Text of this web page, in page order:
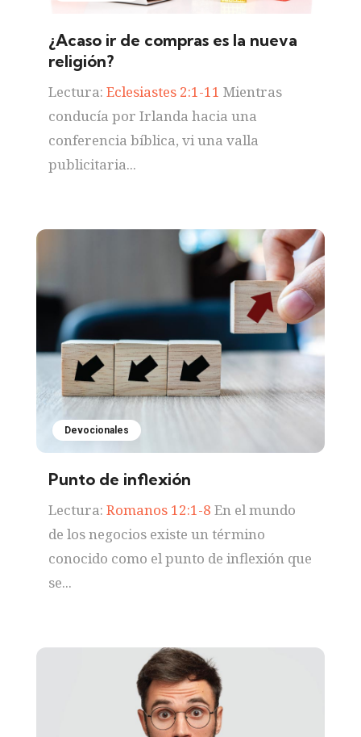
¿Acaso ir de compras es la nueva
religión?
Lectura: Eclesiastes 2:1-11 Mientras
conducía por Irlanda hacia una
conferencia bíblica, vi una valla
publicitaria...
Devocionales
Punto de inflexión
Lectura: Romanos 12:1-8 En el mundo
de los negocios existe un término
conocido como el punto de inflexión que
se...